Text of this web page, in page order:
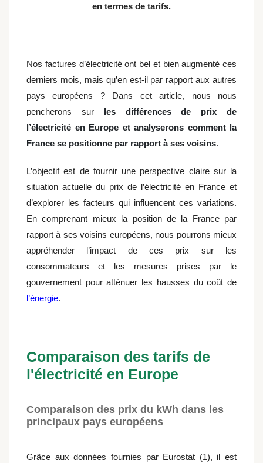
en termes de tarifs.
Nos factures d’électricité ont bel et bien augmenté ces
derniers mois, mais qu’en est-il par rapport aux autres
pays européens ? Dans cet article, nous nous
pencherons sur les différences de prix de
l’électricité en Europe et analyserons comment la
France se positionne par rapport à ses voisins.
L’objectif est de fournir une perspective claire sur la
situation actuelle du prix de l’électricité en France et
d’explorer les facteurs qui influencent ces variations.
En comprenant mieux la position de la France par
rapport à ses voisins européens, nous pourrons mieux
appréhender l’impact de ces prix sur les
consommateurs et les mesures prises par le
gouvernement pour atténuer les hausses du coût de
l’énergie.
Comparaison des tarifs de
l'électricité en Europe
Comparaison des prix du kWh dans les
principaux pays européens
Grâce aux données fournies par Eurostat (1), il est